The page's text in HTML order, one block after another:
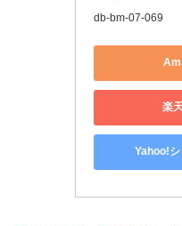
db-bm-07-069
楽
Yahoo!